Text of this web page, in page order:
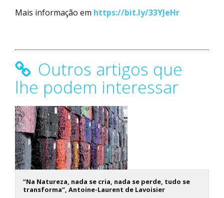
Mais informação em https://bit.ly/33YJeHr
Outros artigos que
lhe podem interessar
“Na Natureza, nada se cria, nada se perde, tudo se
transforma”, Antoine-Laurent de Lavoisier